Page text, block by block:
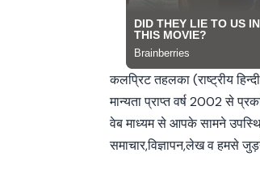
कलप्रिट तहलका (राष्ट्रीय
मान्यता प्राप्त वर्ष 2002 से
वेब माध्यम से आपके सामने
समाचार,विज्ञापन,लेख व हमसे